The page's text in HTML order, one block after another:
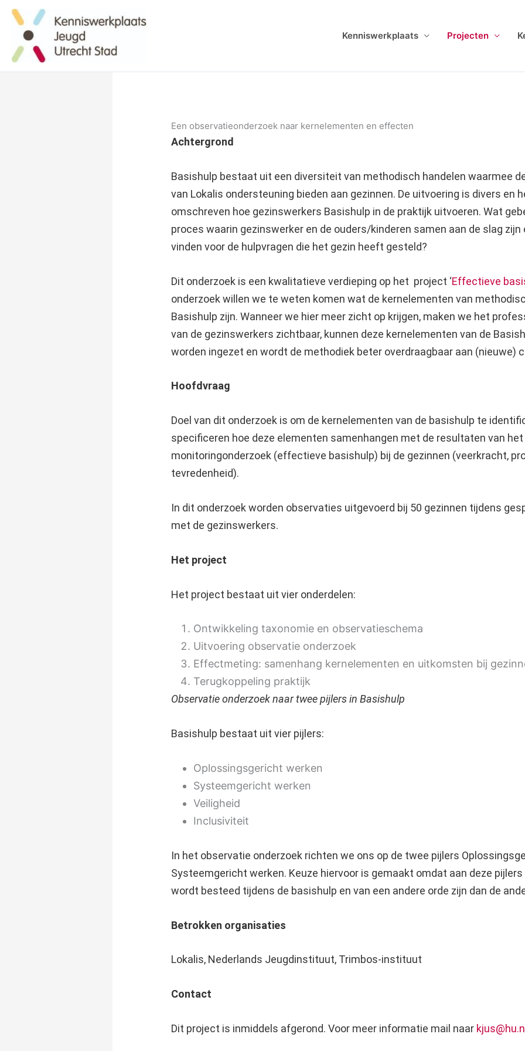
Kenniswerkplaats Projecten
Een observatieonderzoek naar kernelementen en effecten
Achtergrond
Basishulp bestaat uit een diversiteit van methodisch handelen waarmee
van Lokalis ondersteuning bieden aan gezinnen. De uitvoering is divers en
omschreven hoe gezinswerkers Basishulp in de praktijk uitvoeren. Wat
proces waarin gezinswerker en de ouders/kinderen samen aan de slag
vinden voor de hulpvragen die het gezin heeft gesteld?
Dit onderzoek is een kwalitatieve verdieping op het project ‘Effectieve
onderzoek willen we te weten komen wat de kernelementen van
Basishulp zijn. Wanneer we hier meer zicht op krijgen, maken we het
van de gezinswerkers zichtbaar, kunnen deze kernelementen van de
worden ingezet en wordt de methodiek beter overdraagbaar aan (nieuwe)
Hoofdvraag
Doel van dit onderzoek is om de kernelementen van de basishulp te
specificeren hoe deze elementen samenhangen met de resultaten van
monitoringonderzoek (effectieve basishulp) bij de gezinnen (veerkracht,
tevredenheid).
In dit onderzoek worden observaties uitgevoerd bij 50 gezinnen tijdens
met de gezinswerkers.
Het project
Het project bestaat uit vier onderdelen:
Ontwikkeling taxonomie en observatieschema
Uitvoering observatie onderzoek
Effectmeting: samenhang kernelementen en uitkomsten bij
Terugkoppeling praktijk
Observatie onderzoek naar twee pijlers in Basishulp
Basishulp bestaat uit vier pijlers:
Oplossingsgericht werken
Systeemgericht werken
Veiligheid
Inclusiviteit
In het observatie onderzoek richten we ons op de twee pijlers
Systeemgericht werken. Keuze hiervoor is gemaakt omdat aan deze
wordt besteed tijdens de basishulp en van een andere orde zijn dan de
Betrokken organisaties
Lokalis, Nederlands Jeugdinstituut, Trimbos-instituut
Contact
Dit project is inmiddels afgerond. Voor meer informatie mail naar